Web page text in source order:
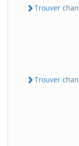
Trouver
Trouver